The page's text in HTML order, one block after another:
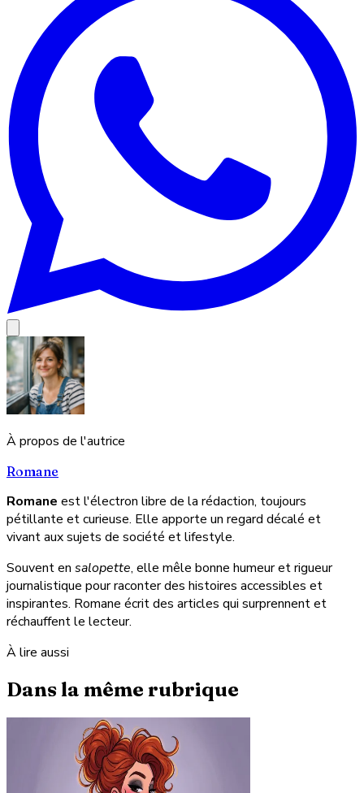
À propos de l'autrice
Romane
Romane est l'électron libre de la rédaction, toujours
pétillante et curieuse. Elle apporte un regard décalé et
vivant aux sujets de société et lifestyle.
Souvent en salopette, elle mêle bonne humeur et rigueur
journalistique pour raconter des histoires accessibles et
inspirantes. Romane écrit des articles qui surprennent et
réchauffent le lecteur.
À lire aussi
Dans la même rubrique